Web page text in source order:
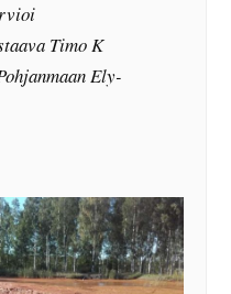
Timo K
Ely-